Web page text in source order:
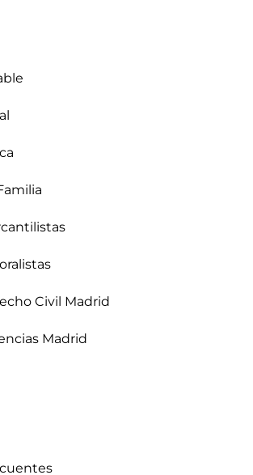
Civil Madrid
Madrid